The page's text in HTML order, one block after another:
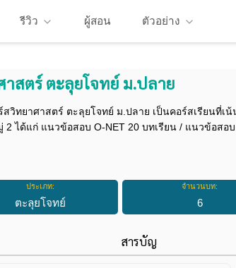
รีวิว ผู้สอน ตัวอย่าง
าสตร์ ตะลุยโจทย์ ม.ปลาย
สวิทยาศาสตร์ ตะลุยโจทย์ ม.ปลาย เป็นคอร์สเรียนที่เ
2 ได้แก่ แนวข้อสอบ O-NET 20 บทเรียน / แนวข้อสอบ
ประเภท:
ตะลุยโจทย์
จำนวนบท:
6
สารบัญ